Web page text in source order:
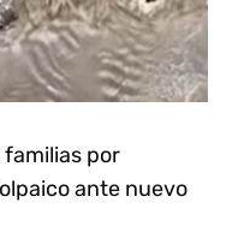
por
ante nuevo